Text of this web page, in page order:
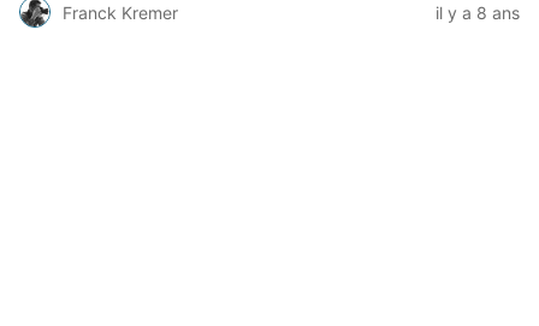
Franck Kremer il y a 8 ans